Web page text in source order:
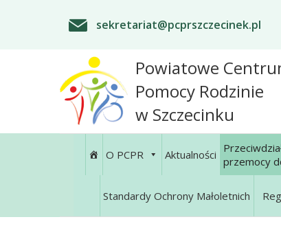
sekretariat@pcprszczecinek.pl
Powiatowe
Pomocy Rodzinie
w Szczecinku
O PCPR Aktualności przemocy
Standardy Ochrony Małoletnich